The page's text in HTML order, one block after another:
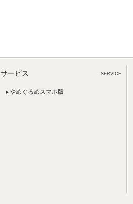
サービス SERVICE
やめぐるめスマホ版